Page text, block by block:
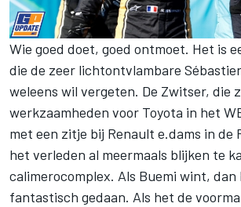
Wie goed doet, goed ontmoet. Het is
die de zeer lichtontvlambare
weleens wil vergeten. De Zwitser, die
werkzaamheden voor Toyota in het
met een zitje bij Renault e.dams in de
het verleden al meermaals blijken te
calimerocomplex. Als Buemi wint,
fantastisch gedaan. Als het de